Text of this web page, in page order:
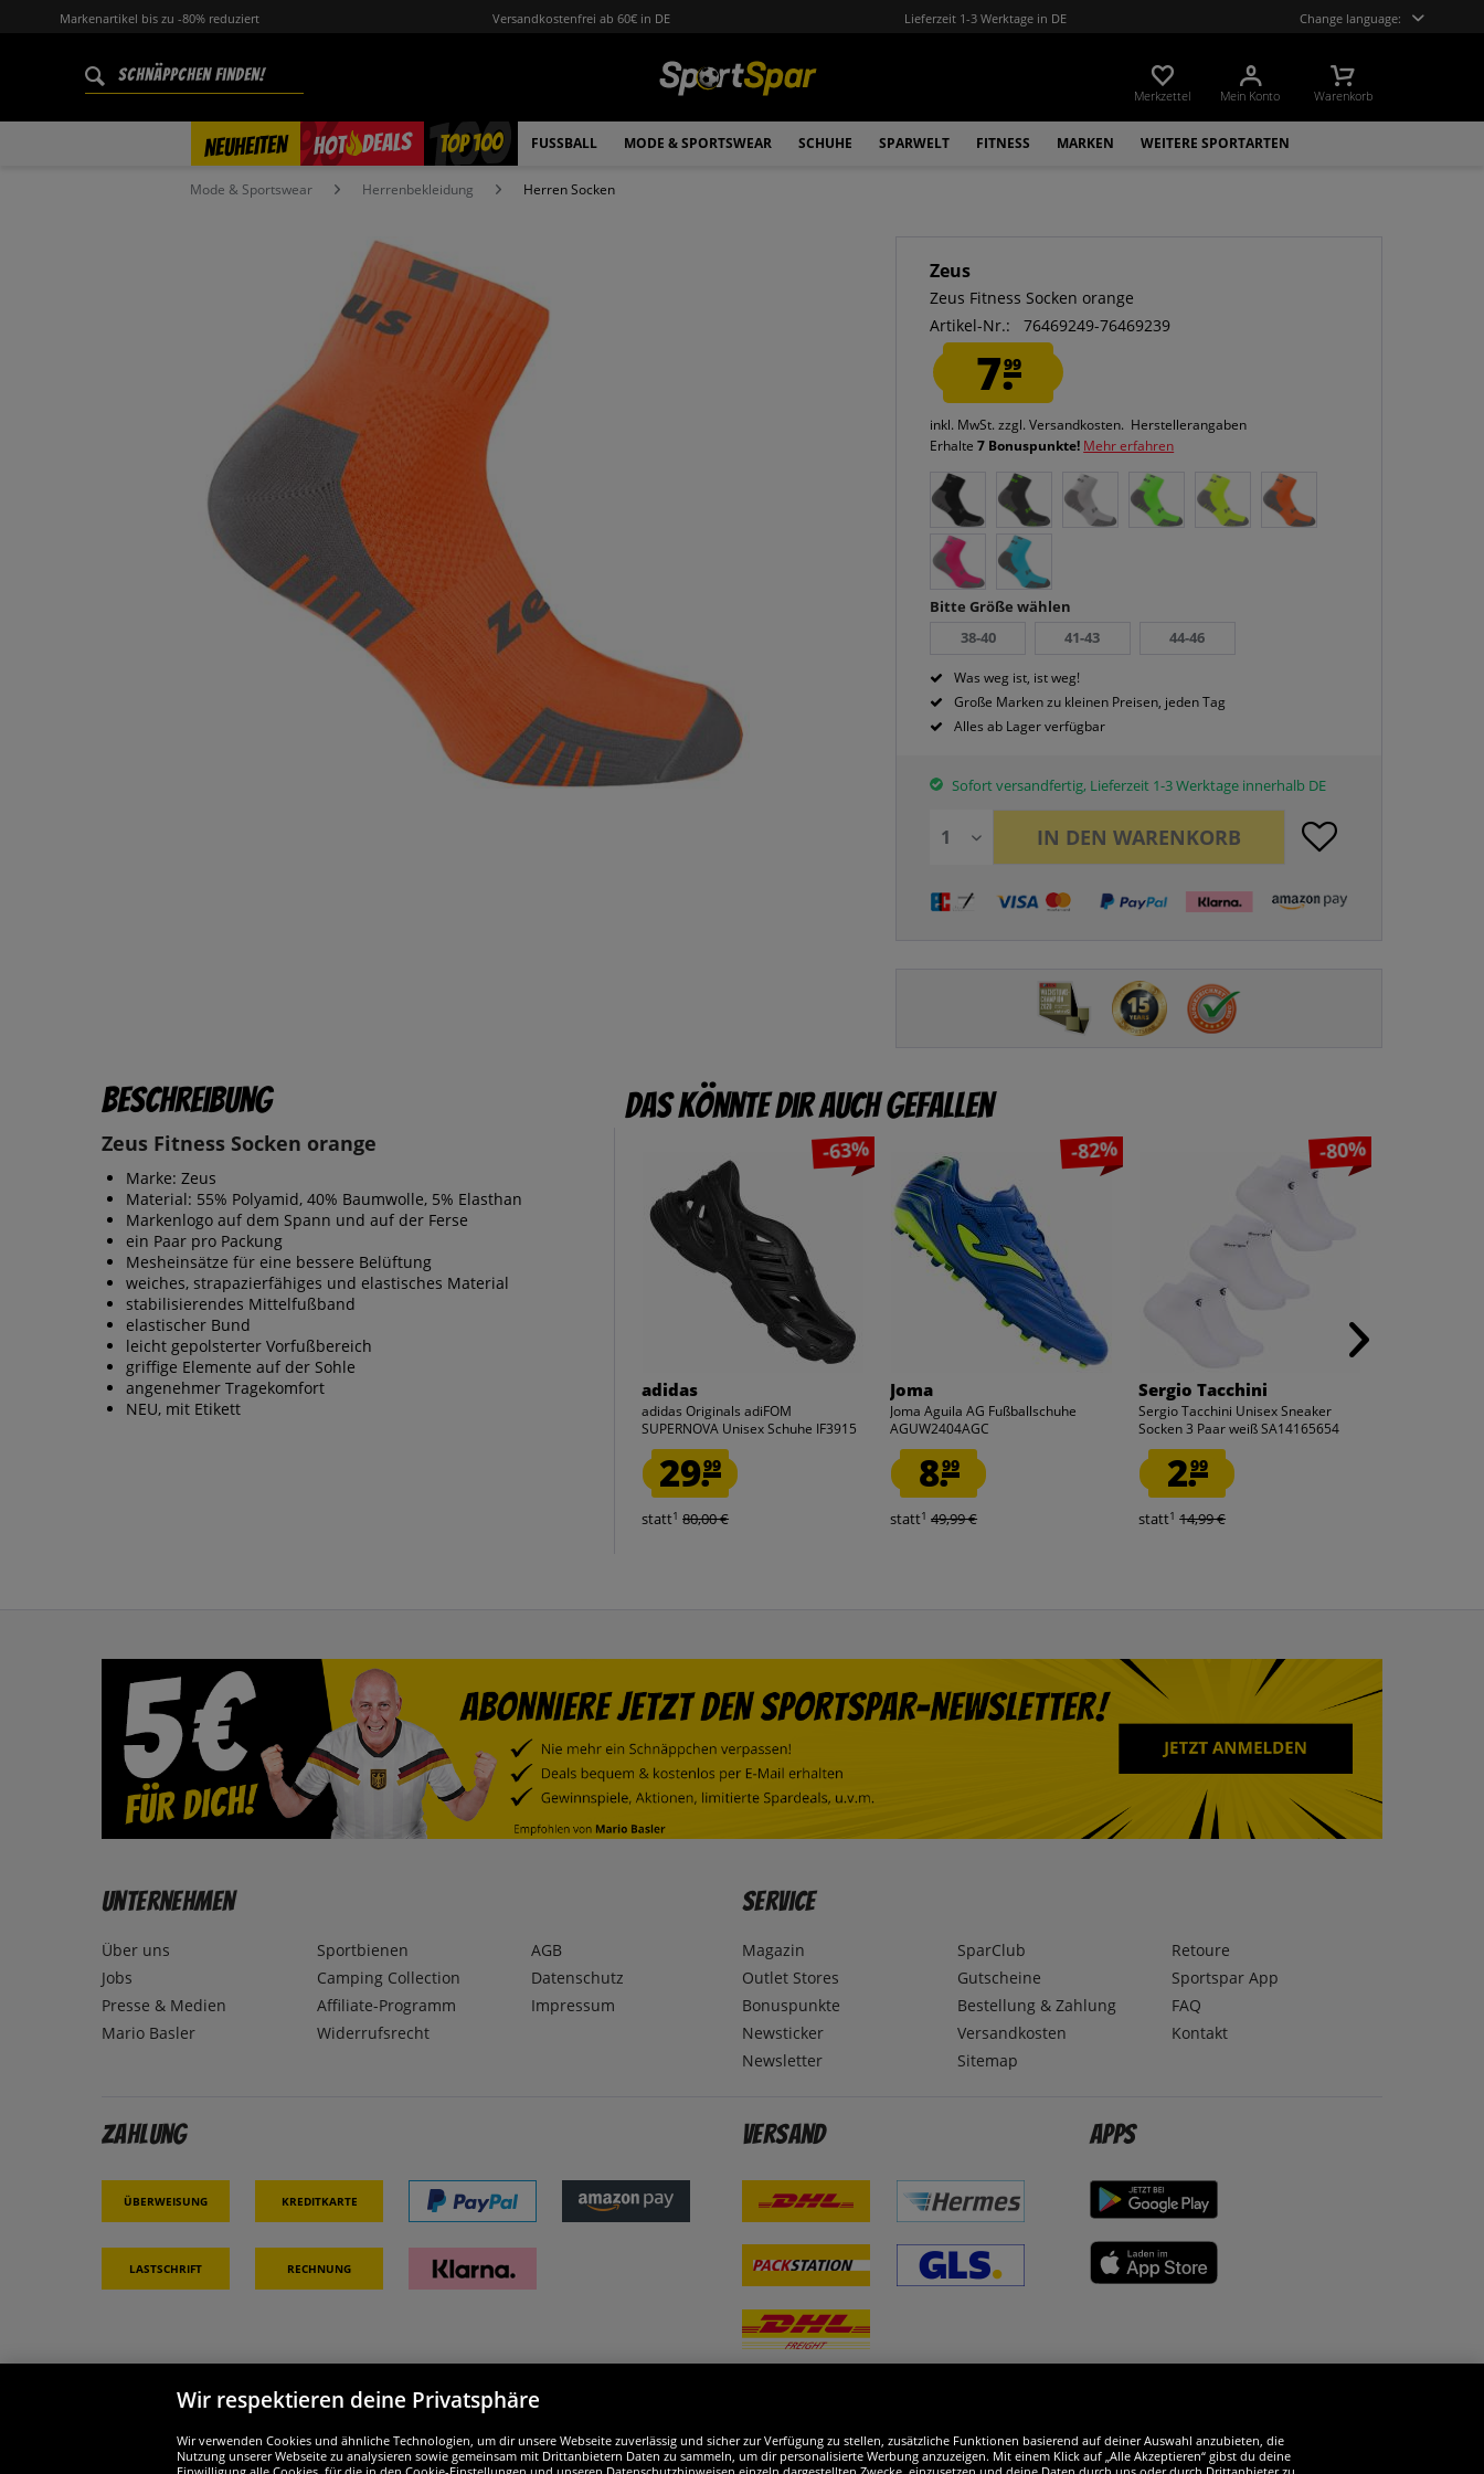
Markenartikel bis zu -80% reduziert Versandkostenfrei ab 60€ in DE Lieferzeit 1-3 Werktage in DE Change language:
Merkzettel Mein Konto Warenkorb
NEUHEITEN HOT DEALS
% TOP 100 FUSSBALL MODE & SPORTSWEAR SCHUHE SPARWELT FITNESS MARKEN WEITERE SPORTARTEN
Mode & Sportswear Herrenbekleidung Herren Socken
Zeus
Zeus Fitness Socken orange
Artikel-Nr.:
76469249-76469239
7.99
inkl. MwSt.zzgl. Versandkosten. Herstellerangaben
Erhalte7 Bonuspunkte! Mehr erfahren
Bitte Größe wählen
38-40
41-43 44-46
Was weg ist, ist weg!
Große Marken zu kleinen Preisen, jeden Tag
Alles ab Lager verfügbar
Sofort versandfertig, Lieferzeit 1-3 Werktage innerhalb DE
IN DEN WARENKORB
Beschreibung
Zeus Fitness Socken orange
Marke: Zeus
Material: 55% Polyamid, 40% Baumwolle, 5% Elasthan
Markenlogo auf dem Spann und auf der Ferse
ein Paar pro Packung
Mesheinsätze für eine bessere Belüftung
weiches, strapazierfähiges und elastisches Material
stabilisierendes Mittelfußband
elastischer Bund
leicht gepolsterter Vorfußbereich
griffige Elemente auf der Sohle
angenehmer Tragekomfort
NEU, mit Etikett
Das könnte dir auch gefallen
-63%
adidas
adidas Originals adiFOM
SUPERNOVA Unisex Schuhe IF3915
29.99
statt1 80,00 €
-82%
Joma
Joma Aguila AG Fußballschuhe
AGUW2404AGC
8.99
statt1 49,99 €
-80%
Sergio Tacchini
Sergio Tacchini Unisex Sneaker
Socken 3 Paar weiß SA14165654
2.99
statt1 14,99 €
Unternehmen
Über uns
Jobs
Presse & Medien
Mario Basler
Sportbienen
Camping Collection
Affiliate-Programm
Widerrufsrecht
AGB
Datenschutz
Impressum
Service
Magazin
Outlet Stores
Bonuspunkte
Newsticker
Newsletter
SparClub
Gutscheine
Bestellung & Zahlung
Versandkosten
Sitemap
Retoure
Sportspar App
FAQ
Kontakt
Zahlung
Überweisung Kreditkarte
Lastschrift Rechnung
Versand Apps
Partner & Sicherheit Wir sind ausgezeichnet
Wir respektieren deine Privatsphäre
Wir verwenden Cookies und ähnliche Technologien, um dir unsere Webseite zuverlässig und sicher zur Verfügung zu stellen, zusätzliche Funktionen basierend auf deiner Auswahl anzubieten, die
Nutzung unserer Webseite zu analysieren sowie gemeinsam mit Drittanbietern Daten zu sammeln, um dir personalisierte Werbung anzuzeigen. Mit einem Klick auf „Alle Akzeptieren“ gibst du deine